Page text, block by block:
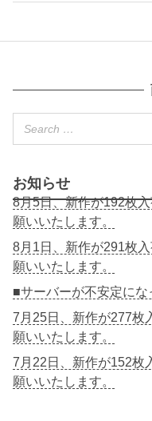
お知らせ
8月5日、新作が192枚
願いいたします。
8月1日、新作が291枚
願いいたします。
■サーバーが不安定にな
7月25日、新作が277枚
願いいたします。
7月22日、新作が152枚
願いいたします。